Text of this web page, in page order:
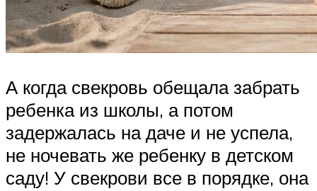
А когда свекровь обещала забрать
ребенка из школы, а потом
задержалась на даче и не успела,
не ночевать же ребенку в детском
саду! У свекрови все в порядке, она